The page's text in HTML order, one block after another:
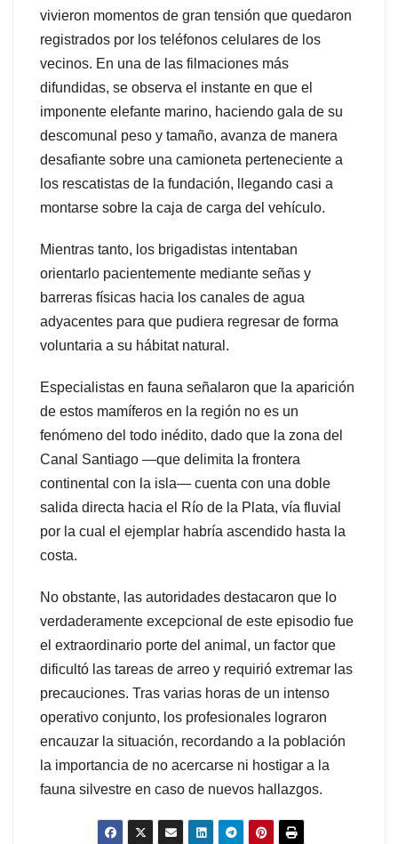
vivieron momentos de gran tensión que quedaron
registrados por los teléfonos celulares de los
vecinos. En una de las filmaciones más
difundidas, se observa el instante en que el
imponente elefante marino, haciendo gala de su
descomunal peso y tamaño, avanza de manera
desafiante sobre una camioneta perteneciente a
los rescatistas de la fundación, llegando casi a
montarse sobre la caja de carga del vehículo.
Mientras tanto, los brigadistas intentaban
orientarlo pacientemente mediante señas y
barreras físicas hacia los canales de agua
adyacentes para que pudiera regresar de forma
voluntaria a su hábitat natural.
Especialistas en fauna señalaron que la aparición
de estos mamíferos en la región no es un
fenómeno del todo inédito, dado que la zona del
Canal Santiago —que delimita la frontera
continental con la isla— cuenta con una doble
salida directa hacia el Río de la Plata, vía fluvial
por la cual el ejemplar habría ascendido hasta la
costa.
No obstante, las autoridades destacaron que lo
verdaderamente excepcional de este episodio fue
el extraordinario porte del animal, un factor que
dificultó las tareas de arreo y requirió extremar las
precauciones. Tras varias horas de un intenso
operativo conjunto, los profesionales lograron
encauzar la situación, recordando a la población
la importancia de no acercarse ni hostigar a la
fauna silvestre en caso de nuevos hallazgos.